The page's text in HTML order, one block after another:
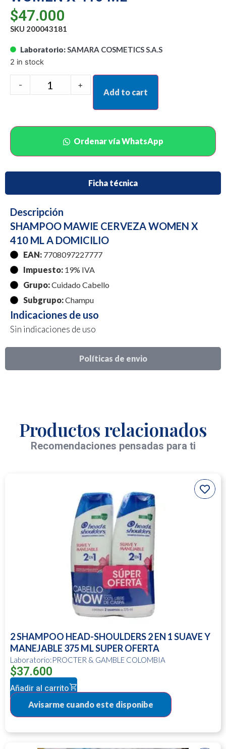
$47.000
SKU 200043181
Laboratorio:SAMARA COSMETICS S.A.S
2 in stock
- +
Add to cart
Ordenar vía WhatsApp
Ficha técnica
Políticas de envio
Descripción
SHAMPOO MAWIE CERVEZA WOMEN X
410 ML A DOMICILIO
EAN: 7708097227777
Impuesto: 19% IVA
Grupo:Cuidado Cabello
Subgrupo:Champu
Indicaciones de uso
Sin indicaciones de uso
Productos relacionados
Recomendaciones pensadas para ti
2 SHAMPOO HEAD-SHOULDERS 2 EN 1 SUAVE Y
MANEJABLE 375 ML SUPER OFERTA
Laboratorio:PROCTER & GAMBLE COLOMBIA
$37.600
Añadir al carrito